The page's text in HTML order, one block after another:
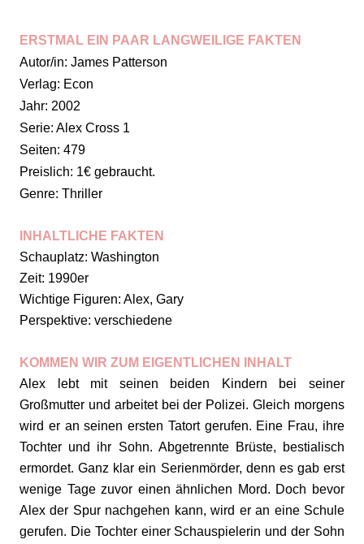
ERSTMAL EIN PAAR LANGWEILIGE FAKTEN
Autor/in: James Patterson
Verlag: Econ
Jahr: 2002
Serie: Alex Cross 1
Seiten: 479
Preislich: 1€ gebraucht.
Genre: Thriller
INHALTLICHE FAKTEN
Schauplatz: Washington
Zeit: 1990er
Wichtige Figuren: Alex, Gary
Perspektive: verschiedene
KOMMEN WIR ZUM EIGENTLICHEN INHALT
Alex lebt mit seinen beiden Kindern bei seiner
Großmutter und arbeitet bei der Polizei. Gleich morgens
wird er an seinen ersten Tatort gerufen. Eine Frau, ihre
Tochter und ihr Sohn. Abgetrennte Brüste, bestialisch
ermordet. Ganz klar ein Serienmörder, denn es gab erst
wenige Tage zuvor einen ähnlichen Mord. Doch bevor
Alex der Spur nachgehen kann, wird er an eine Schule
gerufen. Die Tochter einer Schauspielerin und der Sohn